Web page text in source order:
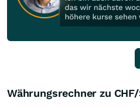
Währungsrechner zu